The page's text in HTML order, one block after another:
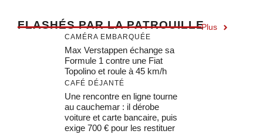
FLASHÉS PAR LA PATROUILLEPlus
CAMÉRA EMBARQUÉE
Max Verstappen échange sa
Formule 1 contre une Fiat
Topolino et roule à 45 km/h
CAFÉ DÉJANTÉ
Une rencontre en ligne tourne
au cauchemar : il dérobe
voiture et carte bancaire, puis
exige 700 € pour les restituer